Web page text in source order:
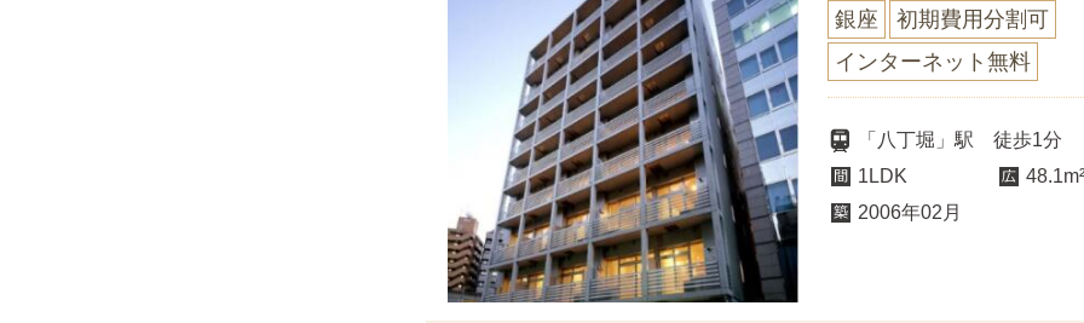
銀座
初期費用分割可
インターネット無料
「八丁堀」駅 徒歩1分
1LDK
2006年02月